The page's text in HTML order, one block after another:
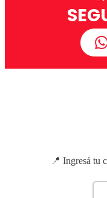
📍 Ingresá tu